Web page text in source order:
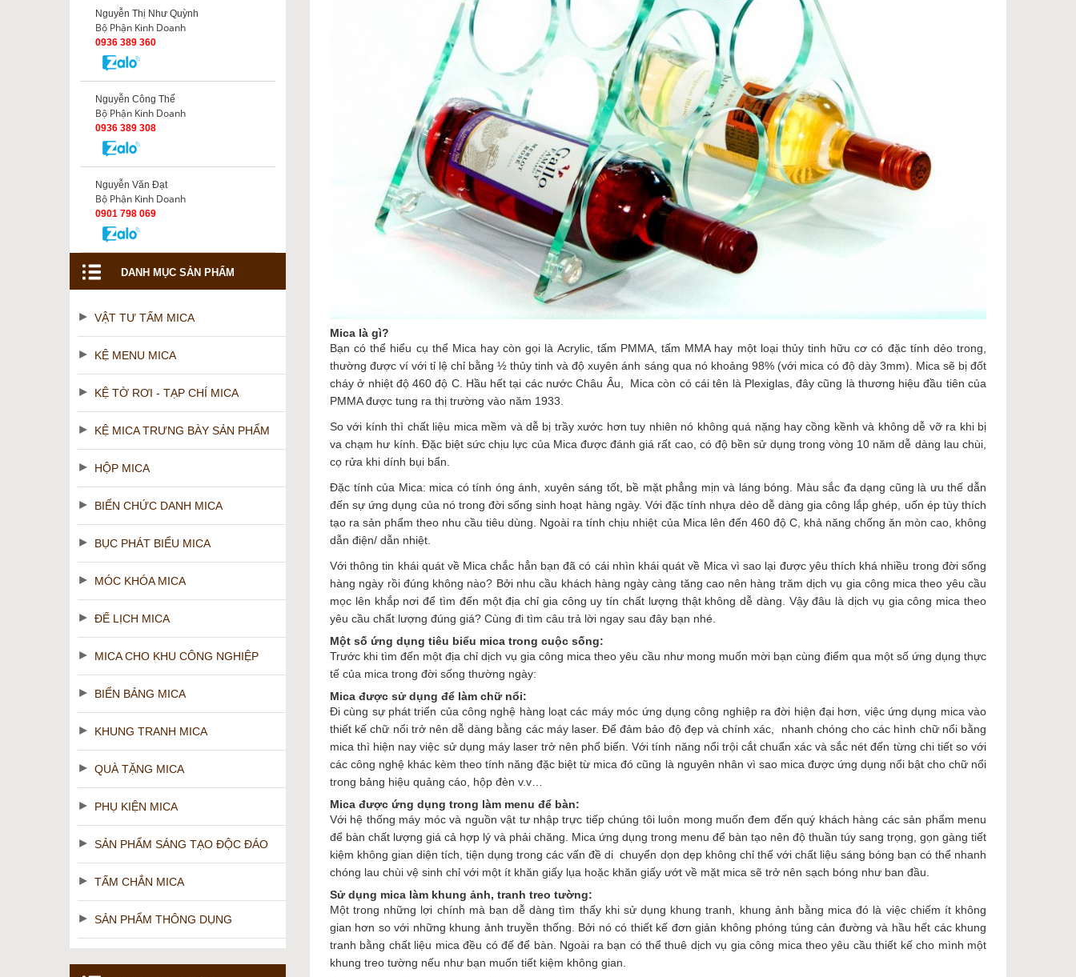
Nguyễn Thị Như Quỳnh
Bộ Phận Kinh Doanh
0936 389 360
Nguyễn Công Thế
Bộ Phận Kinh Doanh
0936 389 308
Nguyễn Văn Đạt
Bộ Phận Kinh Doanh
0901 798 069
DANH MỤC SẢN PHẨM
VẬT TƯ TẤM MICA
KỆ MENU MICA
KỆ TỜ RƠI - TẠP CHÍ MICA
KỆ MICA TRƯNG BÀY SẢN PHẨM
HỘP MICA
BIỂN CHỨC DANH MICA
BỤC PHÁT BIỂU MICA
MÓC KHÓA MICA
ĐẾ LỊCH MICA
MICA CHO KHU CÔNG NGHIỆP
BIỂN BẢNG MICA
KHUNG TRANH MICA
QUÀ TẶNG MICA
PHỤ KIỆN MICA
SẢN PHẨM SÁNG TẠO ĐỘC ĐÁO
TẤM CHẮN MICA
SẢN PHẨM THÔNG DỤNG
Mica là gì?
Bạn có thể hiểu cụ thể Mica hay còn gọi là Acrylic, tấm PMMA, tấm MMA hay một loại thủy tinh hữu cơ có đặc tính dẻo trong,
thường được ví với tỉ lệ chỉ bằng ½ thủy tinh và độ xuyên ánh sáng qua nó khoảng 98% (với mica có độ dày 3mm). Mica sẽ bị đốt
cháy ở nhiệt độ 460 độ C. Hầu hết tại các nước Châu Âu, Mica còn có cái tên là Plexiglas, đây cũng là thương hiệu đầu tiên của
PMMA được tung ra thị trường vào năm 1933.
So với kính thì chất liệu mica mềm và dễ bị trầy xước hơn tuy nhiên nó không quá nặng hay cồng kềnh và không dễ vỡ ra khi bị
va chạm hư kính. Đặc biệt sức chịu lực của Mica được đánh giá rất cao, có độ bền sử dụng trong vòng 10 năm dễ dàng lau chùi,
cọ rửa khi dính bụi bẩn.
Đặc tính của Mica: mica có tính óng ánh, xuyên sáng tốt, bề mặt phẳng mịn và láng bóng. Màu sắc đa dạng cũng là ưu thế dẫn
đến sự ứng dụng của nó trong đời sống sinh hoạt hàng ngày. Với đặc tính nhựa dẻo dễ dàng gia công lắp ghép, uốn ép tùy thích
tạo ra sản phẩm theo nhu cầu tiêu dùng. Ngoài ra tính chịu nhiệt của Mica lên đến 460 độ C, khả năng chống ăn mòn cao, không
dẫn điện/ dẫn nhiệt.
Với thông tin khái quát về Mica chắc hẳn bạn đã có cái nhìn khái quát về Mica vì sao lại được yêu thích khá nhiều trong đời sống
hàng ngày rồi đúng không nào? Bởi nhu cầu khách hàng ngày càng tăng cao nên hàng trăm dịch vụ gia công mica theo yêu cầu
mọc lên khắp nơi để tìm đến một địa chỉ gia công uy tín chất lượng thật không dễ dàng. Vậy đâu là dịch vụ gia công mica theo
yêu cầu chất lượng đúng giá? Cùng đi tìm câu trả lời ngay sau đây bạn nhé.
Một số ứng dụng tiêu biểu mica trong cuộc sống:
Trước khi tìm đến một địa chỉ dịch vụ gia công mica theo yêu cầu như mong muốn mời bạn cùng điểm qua một số ứng dụng thực
tế của mica trong đời sống thường ngày:
Mica được sử dụng để làm chữ nổi:
Đi cùng sự phát triển của công nghệ hàng loạt các máy móc ứng dụng công nghiệp ra đời hiện đại hơn, việc ứng dụng mica vào
thiết kế chữ nổi trở nên dễ dàng bằng các máy laser. Để đảm bảo độ đẹp và chính xác, nhanh chóng cho các hình chữ nổi bằng
mica thì hiện nay việc sử dụng máy laser trở nên phổ biến. Với tính năng nổi trội cắt chuẩn xác và sắc nét đến từng chi tiết so với
các công nghệ khác kèm theo tính năng đặc biệt từ mica đó cũng là nguyên nhân vì sao mica được ứng dụng nổi bật cho chữ nổi
trong bảng hiệu quảng cáo, hộp đèn v.v…
Mica được ứng dụng trong làm menu để bàn:
Với hệ thống máy móc và nguồn vật tư nhập trực tiếp chúng tôi luôn mong muốn đem đến quý khách hàng các sản phẩm menu
để bàn chất lượng giá cả hợp lý và phải chăng. Mica ứng dụng trong menu để bàn tạo nên độ thuần túy sang trọng, gọn gàng tiết
kiệm không gian diện tích, tiện dụng trong các vấn đề di chuyển dọn dẹp không chỉ thế với chất liệu sáng bóng bạn có thể nhanh
chóng lau chùi vệ sinh chỉ với một ít khăn giấy lụa hoặc khăn giấy ướt về mặt mica sẽ trở nên sạch bóng như ban đầu.
Sử dụng mica làm khung ảnh, tranh treo tường:
Một trong những lợi chính mà bạn dễ dàng tìm thấy khi sử dụng khung tranh, khung ảnh bằng mica đó là việc chiếm ít không
gian hơn so với những khung ảnh truyền thống. Bởi nó có thiết kế đơn giản không phóng túng cản đường và hầu hết các khung
tranh bằng chất liệu mica đều có đế để bàn. Ngoài ra bạn có thể thuê dịch vụ gia công mica theo yêu cầu thiết kế cho mình một
khung treo tường nếu như bạn muốn tiết kiệm không gian.